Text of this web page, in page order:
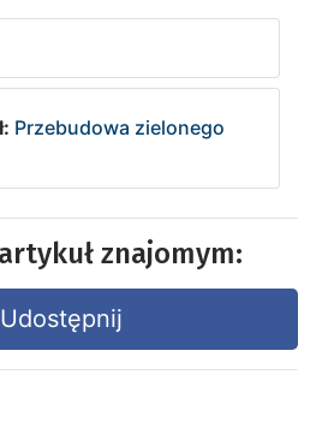
Przebudowa zielonego
znajomym: